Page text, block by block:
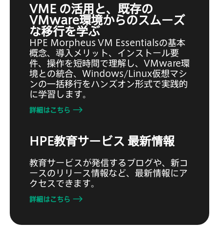
VME の活用と、既存の
VMware環境からのスムーズ
な移行を学ぶ
HPE Morpheus VM Essentialsの基本
概念、導入メリット、インストール要
件、操作を短時間で理解し、VMware環
境との統合、Windows/Linux仮想マシ
ンの一括移行をハンズオン形式で実践的
に学習します。
詳細はこちら
HPE教育サービス 最新情報
教育サービスが発信するブログや、新コ
ースのリリース情報など、最新情報にア
クセスできます。
詳細はこちら